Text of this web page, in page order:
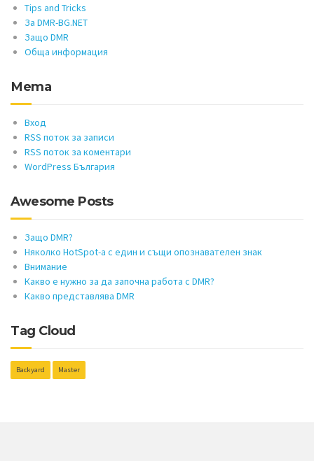
Tips and Tricks
За DMR-BG.NET
Защо DMR
Обща информация
Мета
Вход
RSS поток за записи
RSS поток за коментари
WordPress България
Awesome Posts
Защо DMR?
Няколко HotSpot-а с един и същи опознавателен знак
Внимание
Какво е нужно за да започна работа с DMR?
Какво представлява DMR
Tag Cloud
Backyard Master